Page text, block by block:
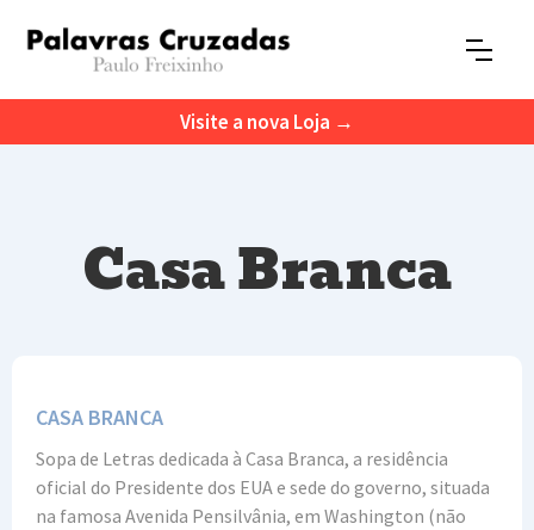
Visite a nova Loja →
Casa Branca
CASA BRANCA
Sopa de Letras dedicada à Casa Branca, a residência
oficial do Presidente dos EUA e sede do governo, situada
na famosa Avenida Pensilvânia, em Washington (não